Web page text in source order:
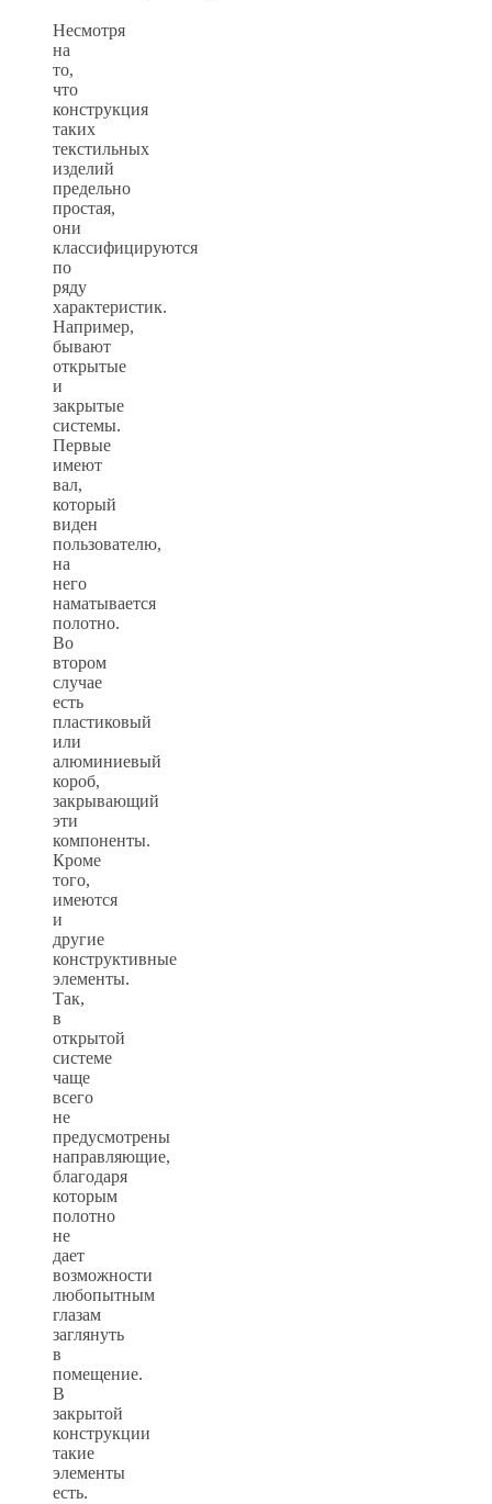
Несмотря
на
то,
что
конструкция
таких
текстильных
изделий
предельно
простая,
они
классифицируются
по
ряду
характеристик.
Например,
бывают
открытые
и
закрытые
системы.
Первые
имеют
вал,
который
виден
пользователю,
на
него
наматывается
полотно.
Во
втором
случае
есть
пластиковый
или
алюминиевый
короб,
закрывающий
эти
компоненты.
Кроме
того,
имеются
и
другие
конструктивные
элементы.
Так,
в
открытой
системе
чаще
всего
не
предусмотрены
направляющие,
благодаря
которым
полотно
не
дает
возможности
любопытным
глазам
заглянуть
в
помещение.
В
закрытой
конструкции
такие
элементы
есть.